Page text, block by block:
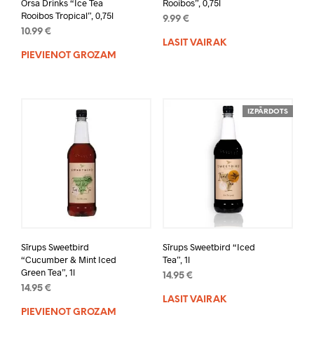
Orsa Drinks “Ice Tea
Rooibos Tropical”, 0,75l
10.99 €
PIEVIENOT GROZAM
Rooibos”, 0,75l
9.99 €
LASĪT VAIRĀK
Sīrups Sweetbird
“Cucumber & Mint Iced
Green Tea”, 1l
14.95 €
PIEVIENOT GROZAM
IZPĀRDOTS
Sīrups Sweetbird “Iced
Tea”, 1l
14.95 €
LASĪT VAIRĀK